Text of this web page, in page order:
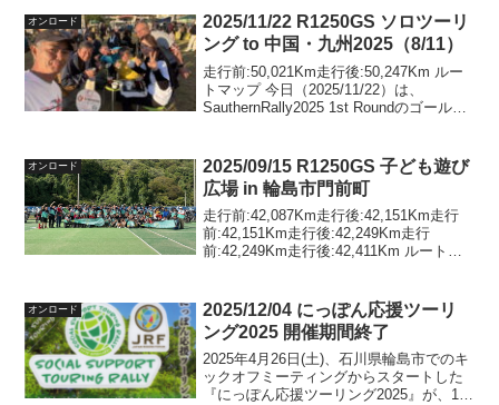
オンロード
2025/11/22 R1250GS ソロツーリ
ング to 中国・九州2025（8/11）
走行前:50,021Km走行後:50,247Km ルー
トマップ 今日（2025/11/22）は、
SauthernRally2025 1st Roundのゴールで
た...
オンロード
2025/09/15 R1250GS 子ども遊び
広場 in 輪島市門前町
走行前:42,087Km走行後:42,151Km走行
前:42,151Km走行後:42,249Km走行
前:42,249Km走行後:42,411Km ルートマ
参加募集があ...
オンロード
2025/12/04 にっぽん応援ツーリ
ング2025 開催期間終了
2025年4月26日(土)、石川県輪島市でのキ
ックオフミーティングからスタートした
『にっぽん応援ツーリング2025』が、11